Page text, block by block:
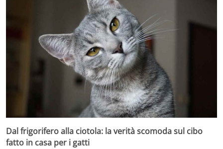
Dal frigorifero alla ciotola: la verità scomoda sul cibo
fatto in casa per i gatti